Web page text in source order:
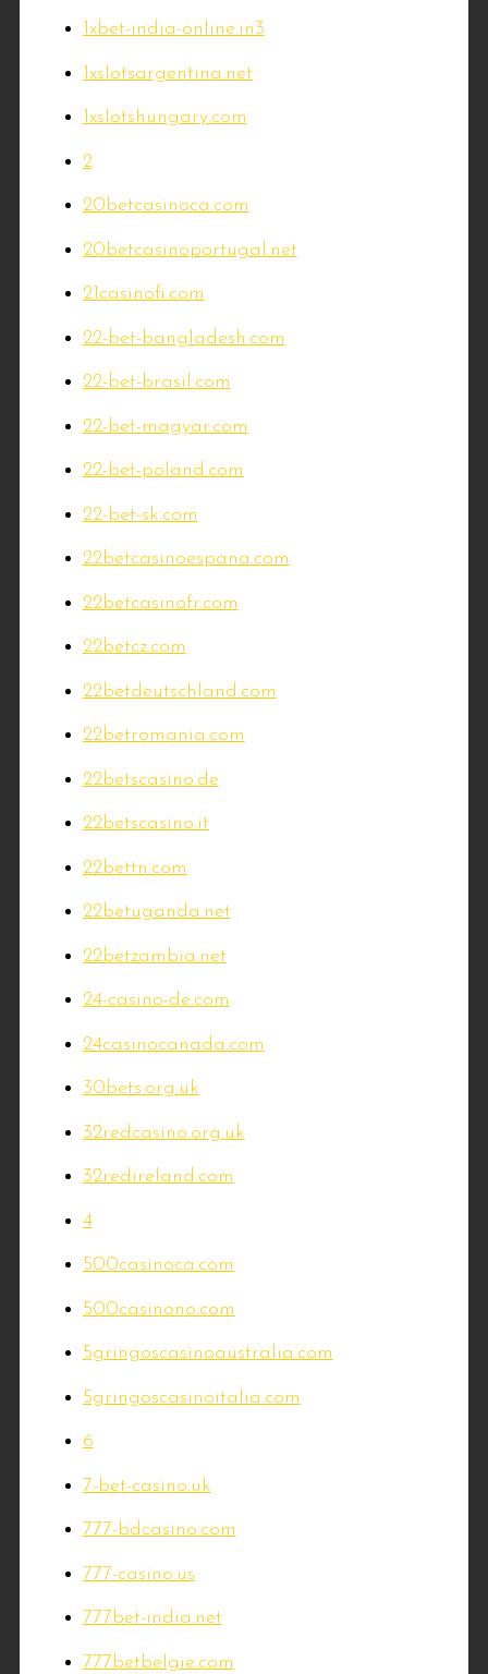
1xbet-india-online.in3
1xslotsargentina.net
1xslotshungary.com
2
20betcasinoca.com
20betcasinoportugal.net
21casinofi.com
22-bet-bangladesh.com
22-bet-brasil.com
22-bet-magyar.com
22-bet-poland.com
22-bet-sk.com
22betcasinoespana.com
22betcasinofr.com
22betcz.com
22betdeutschland.com
22betromania.com
22betscasino.de
22betscasino.it
22bettn.com
22betuganda.net
22betzambia.net
24-casino-de.com
24casinocanada.com
30bets.org.uk
32redcasino.org.uk
32redireland.com
4
500casinoca.com
500casinono.com
5gringoscasinoaustralia.com
5gringoscasinoitalia.com
6
7-bet-casino.uk
777-bdcasino.com
777-casino.us
777bet-india.net
777betbelgie.com